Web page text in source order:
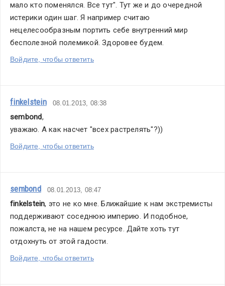
мало кто поменялся. Все тут". Тут же и до очередной
истерики один шаг. Я например считаю
нецелесообразным портить себе внутренний мир
бесполезной полемикой. Здоровее будем.
Войдите, чтобы ответить
finkelstein 08.01.2013, 08:38
sembond,
уважаю. А как насчет "всех растрелять"?))
Войдите, чтобы ответить
sembond 08.01.2013, 08:47
finkelstein, это не ко мне. Ближайшие к нам экстремисты
поддерживают соседнюю империю. И подобное,
пожалста, не на нашем ресурсе. Дайте хоть тут
отдохнуть от этой гадости.
Войдите, чтобы ответить